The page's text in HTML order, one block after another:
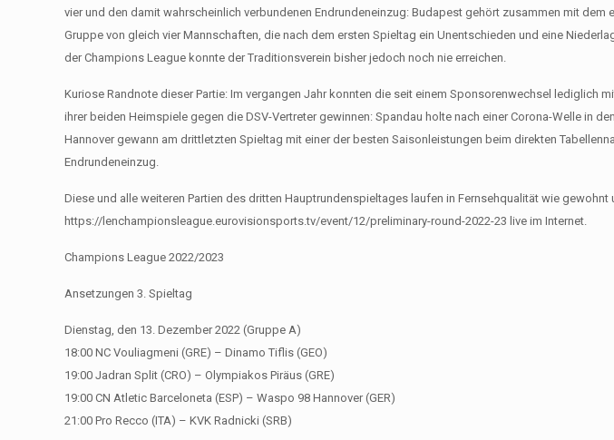
vier und den damit wahrscheinlich verbundenen Endrundeneinzug: Budapest gehört zusammen mit dem
Gruppe von gleich vier Mannschaften, die nach dem ersten Spieltag ein Unentschieden und eine
der Champions League konnte der Traditionsverein bisher jedoch noch nie erreichen.
Kuriose Randnote dieser Partie: Im vergangen Jahr konnten die seit einem Sponsorenwechsel lediglich
ihrer beiden Heimspiele gegen die DSV-Vertreter gewinnen: Spandau holte nach einer Corona-Welle in
Hannover gewann am drittletzten Spieltag mit einer der besten Saisonleistungen beim direkten
Endrundeneinzug.
Diese und alle weiteren Partien des dritten Hauptrundenspieltages laufen in Fernsehqualität wie gewohnt
https://lenchampionsleague.eurovisionsports.tv/event/12/preliminary-round-2022-23 live im Internet.
Champions League 2022/2023
Ansetzungen 3. Spieltag
Dienstag, den 13. Dezember 2022 (Gruppe A)
18:00 NC Vouliagmeni (GRE) – Dinamo Tiflis (GEO)
19:00 Jadran Split (CRO) – Olympiakos Piräus (GRE)
19:00 CN Atletic Barceloneta (ESP) – Waspo 98 Hannover (GER)
21:00 Pro Recco (ITA) – KVK Radnicki (SRB)